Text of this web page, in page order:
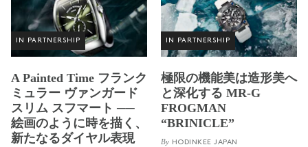
IN PARTNERSHIP
A Painted Time フランク
ミュラー ヴァンガード
スリム スフマート ──
絵画のように時を描く、
新たなるダイヤル表現
IN PARTNERSHIP
極限の機能美は造形美へ
と深化する MR-G
FROGMAN
“BRINICLE”
By HODINKEE JAPAN